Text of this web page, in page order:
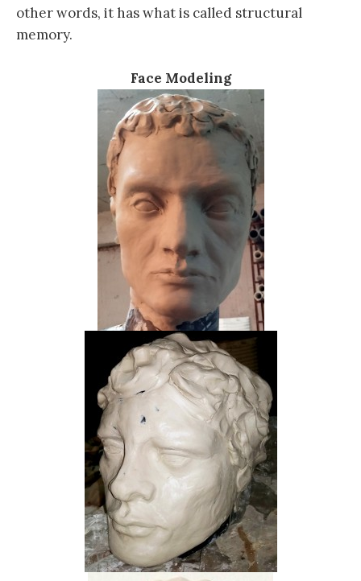
other words, it has what is called structural
memory.
Face Modeling